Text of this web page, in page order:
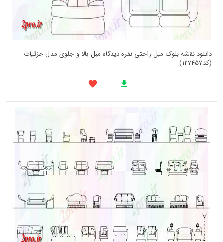
دانلود نقشه بلوک مبل راحتی نفره دیدگاه مبل بالا و جلوی مدل جزئیات
(کد127457)